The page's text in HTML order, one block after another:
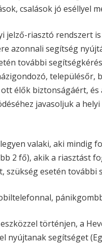
csalások jó eséllyel
jelző-riasztó rendszert
azonnali segítség
további
településőr,
élők biztonságáért,
javasoljuk a
valaki, aki mindig
2 fő), akik a riasztást
szükség esetén további
történjen, a
nyújtanak segítséget